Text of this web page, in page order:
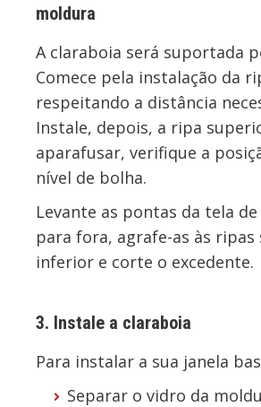
moldura
A claraboia será suportada
Comece pela instalação da
respeitando a distância
Instale, depois, a ripa
aparafusar, verifique a
nível de bolha.
Levante as pontas da tela
para fora, agrafe-as às
inferior e corte o excedente.
3. Instale a claraboia
Para instalar a sua janela
Separar o vidro da